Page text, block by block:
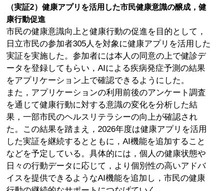
（実証2）健康アプリを活用した市民健康意識の醸成，健
康行動促進
市民の健康意識向上と健康行動の促進を目的として，
日立市民の参加者305人を対象に健康アプリを活用した
実証を実施した。参加者には本人の同意の上で健診デ
ータを登録してもらい，AIによる疾病発症予測の結果
をアプリケーション上で確認できるようにした。
また，アプリケーションの利用前後のアンケート調査
を通じて健康行動に対する意識の変化を分析した結
果，一部市民のヘルスリテラシーの向上が確認され
た。この結果を踏まえ，2026年度は健康アプリを活用
した実証を継続するとともに，AI機能を追加すること
などを予定している。具体的には，個人の健康状態や
日々の行動データに応じて，より個別性の高いアドバ
イスを提供できるようなAI機能を追加し，市民の健康